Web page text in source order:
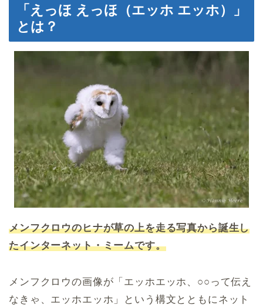
「えっほ えっほ（エッホ エッホ）」
とは？
メンフクロウのヒナが草の上を走る写真から誕生し
たインターネット・ミームです。
メンフクロウの画像が「エッホエッホ、○○って伝え
なきゃ、エッホエッホ」という構文とともにネット